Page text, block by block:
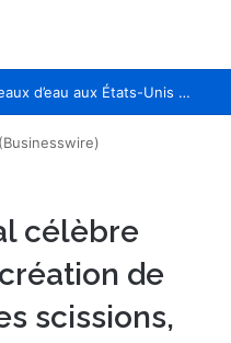
Cyberattaques contre les réseaux d’eau aux États-Unis : les retards de sécurisation des OT exposés
célèbre
de
scissions,